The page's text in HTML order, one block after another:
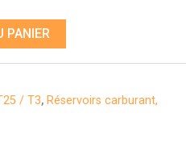
PANIER
/ T3, Réservoirs carburant,